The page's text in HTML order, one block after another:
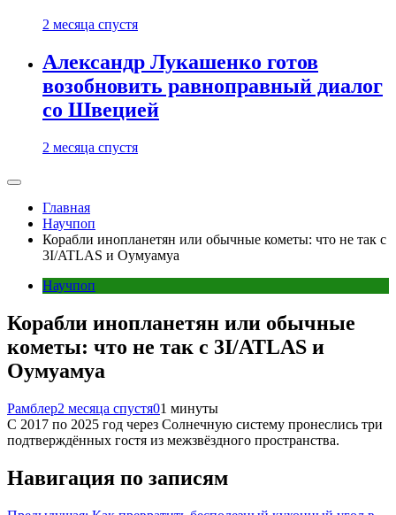
2 месяца спустя
Александр Лукашенко готов
возобновить равноправный диалог
со Швецией
2 месяца спустя
Главная
Научпоп
Корабли инопланетян или обычные кометы: что не так с
3I/ATLAS и Оумуамуа
Научпоп
Корабли инопланетян или обычные
кометы: что не так с 3I/ATLAS и
Оумуамуа
Рамблер2 месяца спустя01 минуты
С 2017 по 2025 год через Солнечную систему пронеслись три
подтверждённых гостя из межзвёздного пространства.
Навигация по записям